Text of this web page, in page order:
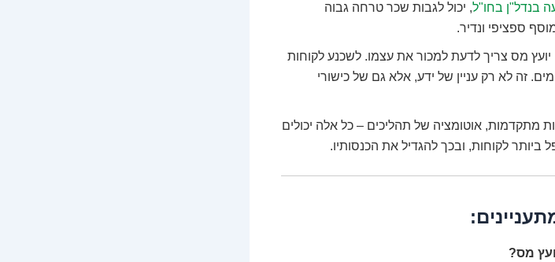
בנדל"ן בחו"ל, יכול לגבות שכר טרחה גבוה
ספציפי ונדיר.
יועץ מס צריך לדעת למכור את עצמו. לשכנע לקוחות
זה לא רק עניין של ידע, אלא גם של כישורי
מתקדמות, אוטומציה של תהליכים – כל אלה יכולים
ביותר לקוחות, ובכך להגדיל את הכנסותיו.
מס?